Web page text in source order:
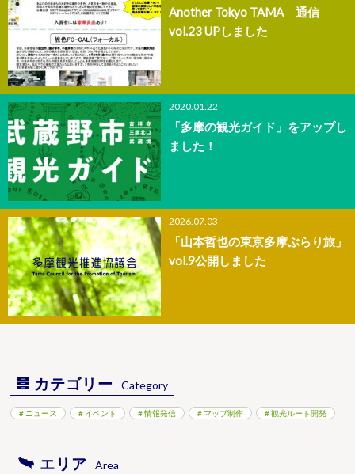
Another Tokyo TAMA 通信
vol.23 UPしました
2020.01.22
「多摩の観光ガイド」をアップし
ました！
2026.07.03
「山本哲也の東京多摩ぶらり旅」
vol.9公開しました
カテゴリー Category
ニュース イベント 情報発信 マップ制作 観光ルート開発
エリア Area